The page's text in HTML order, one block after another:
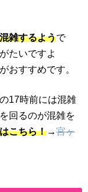
雑するようで
たいですよ
おすすめです。
17時前には混雑
回るのが混雑を
こちら！→宮ヶ